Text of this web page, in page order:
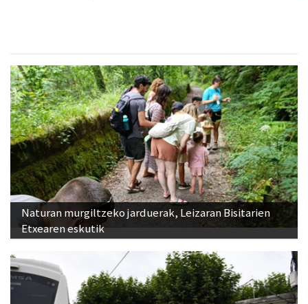
Naturan murgiltzeko jarduerak, Leizaran Bisitarien
Etxearen eskutik